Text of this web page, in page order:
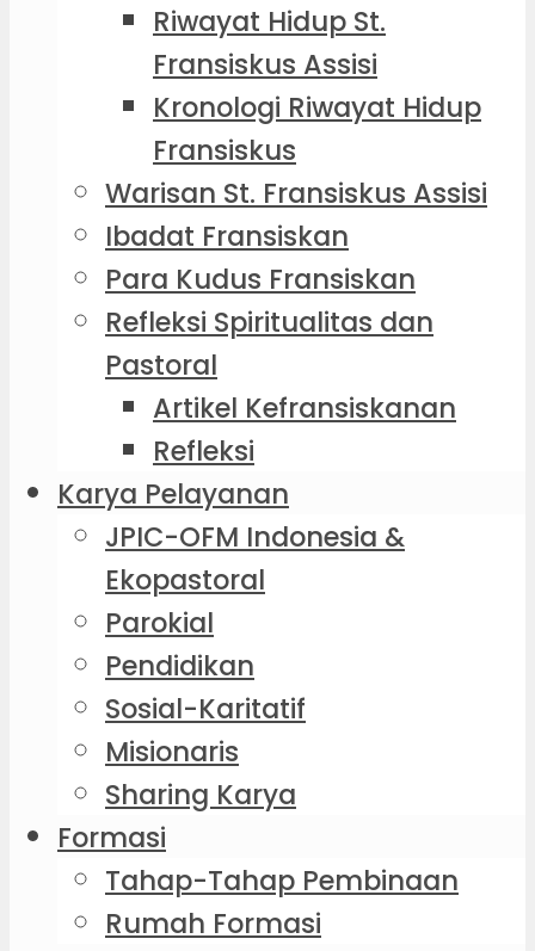
Riwayat Hidup St.
Fransiskus Assisi
Kronologi Riwayat Hidup
Fransiskus
Warisan St. Fransiskus Assisi
Ibadat Fransiskan
Para Kudus Fransiskan
Refleksi Spiritualitas dan
Pastoral
Artikel Kefransiskanan
Refleksi
Karya Pelayanan
JPIC-OFM Indonesia &
Ekopastoral
Parokial
Pendidikan
Sosial-Karitatif
Misionaris
Sharing Karya
Formasi
Tahap-Tahap Pembinaan
Rumah Formasi